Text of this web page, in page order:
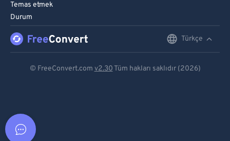
Temas etmek
Durum
Türkçe
© FreeConvert.com v2.30 Tüm hakları saklıdır (2026)